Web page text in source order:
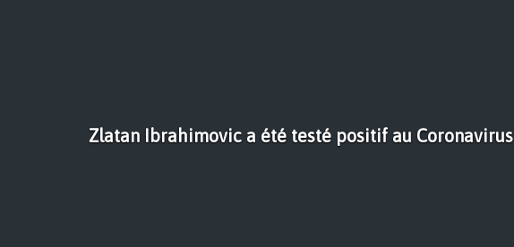
Zlatan Ibrahimovic a été testé positif au Coronavirus